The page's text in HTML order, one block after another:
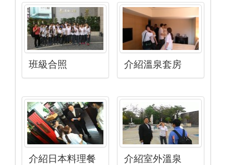
班級合照 介紹溫泉套房
介紹日本料理餐
介紹室外溫泉